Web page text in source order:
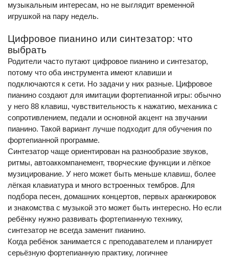
музыкальным интересам, но не выглядит временной
игрушкой на пару недель.
Цифровое пианино или синтезатор: что
выбрать
Родители часто путают цифровое пианино и синтезатор,
потому что оба инструмента имеют клавиши и
подключаются к сети. Но задачи у них разные. Цифровое
пианино создают для имитации фортепианной игры: обычно
у него 88 клавиш, чувствительность к нажатию, механика с
сопротивлением, педали и основной акцент на звучании
пианино. Такой вариант лучше подходит для обучения по
фортепианной программе.
Синтезатор чаще ориентирован на разнообразие звуков,
ритмы, автоаккомпанемент, творческие функции и лёгкое
музицирование. У него может быть меньше клавиш, более
лёгкая клавиатура и много встроенных тембров. Для
подбора песен, домашних концертов, первых аранжировок
и знакомства с музыкой это может быть интересно. Но если
ребёнку нужно развивать фортепианную технику,
синтезатор не всегда заменит пианино.
Когда ребёнок занимается с преподавателем и планирует
серьёзную фортепианную практику, логичнее